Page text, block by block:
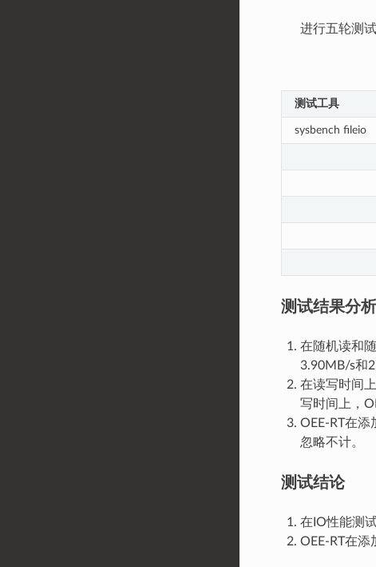
进行五轮测
测试工具
sysbench fileio
测试结果分析
在随机读和
3.90MB/s和
在读写时间
写时间上，
OEE-RT在
忽略不计。
测试结论
在IO性能测
OEE-RT在添